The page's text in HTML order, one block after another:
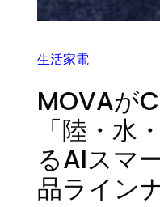
生活家電
MOVAが
「陸・水
るAIスマ
品ライン